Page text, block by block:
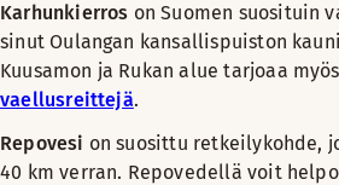
Karhunkierros on Suomen suosituin
sinut Oulangan kansallispuiston
Kuusamon ja Rukan alue tarjoaa
vaellusreittejä.
Repovesi on suosittu retkeilykohde,
40 km verran. Repovedellä voit